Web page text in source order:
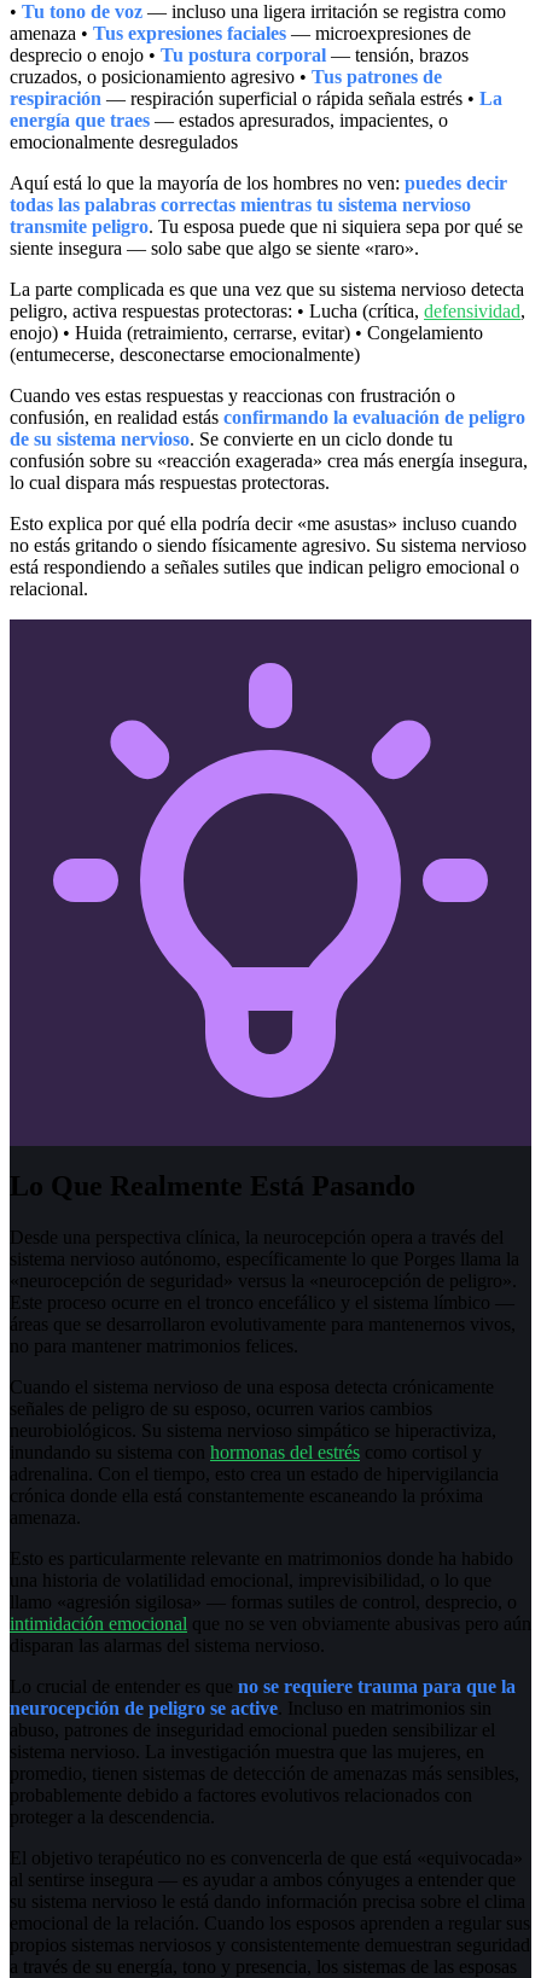
• Tu tono de voz — incluso una ligera irritación se registra como
amenaza • Tus expresiones faciales — microexpresiones de
desprecio o enojo • Tu postura corporal — tensión, brazos
cruzados, o posicionamiento agresivo • Tus patrones de
respiración — respiración superficial o rápida señala estrés • La
energía que traes — estados apresurados, impacientes, o
emocionalmente desregulados
Aquí está lo que la mayoría de los hombres no ven: puedes decir
todas las palabras correctas mientras tu sistema nervioso
transmite peligro. Tu esposa puede que ni siquiera sepa por qué se
siente insegura — solo sabe que algo se siente «raro».
La parte complicada es que una vez que su sistema nervioso detecta
peligro, activa respuestas protectoras: • Lucha (crítica, defensividad,
enojo) • Huida (retraimiento, cerrarse, evitar) • Congelamiento
(entumecerse, desconectarse emocionalmente)
Cuando ves estas respuestas y reaccionas con frustración o
confusión, en realidad estás confirmando la evaluación de peligro
de su sistema nervioso. Se convierte en un ciclo donde tu
confusión sobre su «reacción exagerada» crea más energía insegura,
lo cual dispara más respuestas protectoras.
Esto explica por qué ella podría decir «me asustas» incluso cuando
no estás gritando o siendo físicamente agresivo. Su sistema nervioso
está respondiendo a señales sutiles que indican peligro emocional o
relacional.
Lo Que Realmente Está Pasando
Desde una perspectiva clínica, la neurocepción opera a través del
sistema nervioso autónomo, específicamente lo que Porges llama la
«neurocepción de seguridad» versus la «neurocepción de peligro».
Este proceso ocurre en el tronco encefálico y el sistema límbico —
áreas que se desarrollaron evolutivamente para mantenernos vivos,
no para mantener matrimonios felices.
Cuando el sistema nervioso de una esposa detecta crónicamente
señales de peligro de su esposo, ocurren varios cambios
neurobiológicos. Su sistema nervioso simpático se hiperactiviza,
inundando su sistema con hormonas del estrés como cortisol y
adrenalina. Con el tiempo, esto crea un estado de hipervigilancia
crónica donde ella está constantemente escaneando la próxima
amenaza.
Esto es particularmente relevante en matrimonios donde ha habido
una historia de volatilidad emocional, imprevisibilidad, o lo que
llamo «agresión sigilosa» — formas sutiles de control, desprecio, o
intimidación emocional que no se ven obviamente abusivas pero aún
disparan las alarmas del sistema nervioso.
Lo crucial de entender es que no se requiere trauma para que la
neurocepción de peligro se active . Incluso en matrimonios sin
abuso, patrones de inseguridad emocional pueden sensibilizar el
sistema nervioso. La investigación muestra que las mujeres, en
promedio, tienen sistemas de detección de amenazas más sensibles,
probablemente debido a factores evolutivos relacionados con
proteger a la descendencia.
El objetivo terapéutico no es convencerla de que está «equivocada»
al sentirse insegura — es ayudar a ambos cónyuges a entender que
su sistema nervioso le está dando información precisa sobre el clima
emocional de la relación. Cuando los esposos aprenden a regular sus
propios sistemas nerviosos y consistentemente demuestran seguridad
a través de su energía, tono y presencia, los sistemas de las esposas